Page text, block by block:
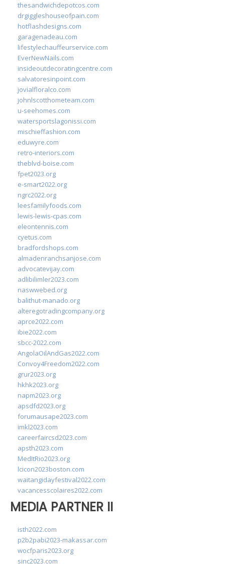
thesandwichdepotcos.com
drgiggleshouseofpain.com
hotflashdesigns.com
garagenadeau.com
lifestylechauffeurservice.com
EverNewNails.com
insideoutdecoratingcentre.com
salvatoresinpoint.com
jovialfloralco.com
johnlscotthometeam.com
u-seehomes.com
watersportslagonissi.com
mischieffashion.com
eduwyre.com
retro-interiors.com
theblvd-boise.com
fpet2023.org
e-smart2022.org
ngrc2022.org
leesfamilyfoods.com
lewis-lewis-cpas.com
eleontennis.com
cyetus.com
bradfordshops.com
almadenranchsanjose.com
advocatevijay.com
adlibilimler2023.com
naswwebed.org
balithut-manado.org
alteregotradingcompany.org
aprce2022.com
ibie2022.com
sbcc-2022.com
AngolaOilAndGas2022.com
Convoy4Freedom2022.com
grur2023.org
hkhk2023.org
napm2023.org
apsdfd2023.org
forumausape2023.com
imkl2023.com
careerfaircsd2023.com
apsth2023.com
MedItRio2023.org
lcicon2023boston.com
waitangidayfestival2022.com
vacancesscolaires2022.com
MEDIA PARTNER II
isth2022.com
p2b2pabi2023-makassar.com
wocfparis2023.org
sinc2023.com